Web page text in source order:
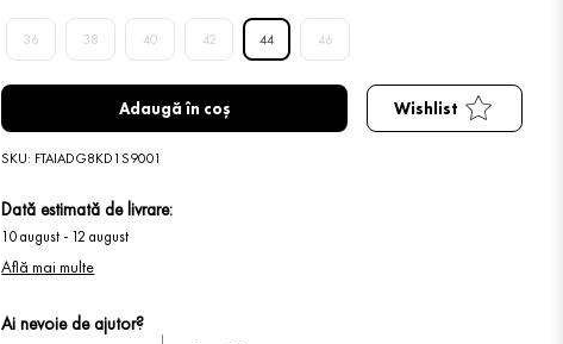
36 38 40 42 44 46
Adaugă în coș Wishlist
SKU: FTAIADG8KD1S9001
Dată estimată de livrare:
10 august - 12 august
Află mai multe
Ai nevoie de ajutor?